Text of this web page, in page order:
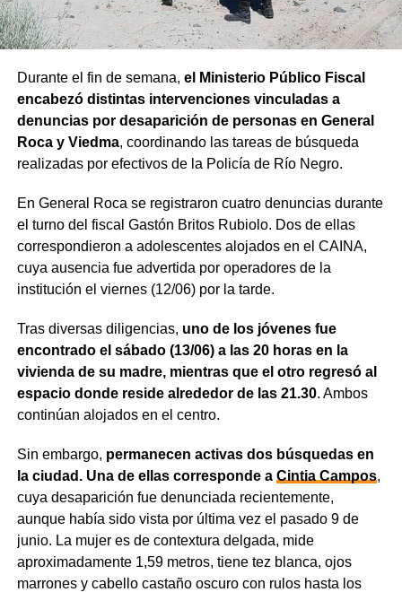
Durante el fin de semana, el Ministerio Público Fiscal
encabezó distintas intervenciones vinculadas a
denuncias por desaparición de personas en General
Roca y Viedma, coordinando las tareas de búsqueda
realizadas por efectivos de la Policía de Río Negro.
En General Roca se registraron cuatro denuncias durante
el turno del fiscal Gastón Britos Rubiolo. Dos de ellas
correspondieron a adolescentes alojados en el CAINA,
cuya ausencia fue advertida por operadores de la
institución el viernes (12/06) por la tarde.
Tras diversas diligencias, uno de los jóvenes fue
encontrado el sábado (13/06) a las 20 horas en la
vivienda de su madre, mientras que el otro regresó al
espacio donde reside alrededor de las 21.30. Ambos
continúan alojados en el centro.
Sin embargo, permanecen activas dos búsquedas en
la ciudad. Una de ellas corresponde a Cintia Campos,
cuya desaparición fue denunciada recientemente,
aunque había sido vista por última vez el pasado 9 de
junio. La mujer es de contextura delgada, mide
aproximadamente 1,59 metros, tiene tez blanca, ojos
marrones y cabello castaño oscuro con rulos hasta los